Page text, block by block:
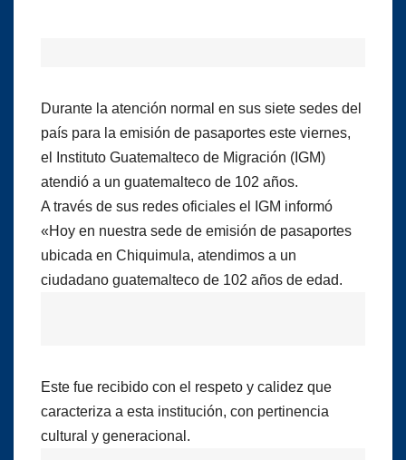
Durante la atención normal en sus siete sedes del
país para la emisión de pasaportes este viernes,
el Instituto Guatemalteco de Migración (IGM)
atendió a un guatemalteco de 102 años.
A través de sus redes oficiales el IGM informó
«Hoy en nuestra sede de emisión de pasaportes
ubicada en Chiquimula, atendimos a un
ciudadano guatemalteco de 102 años de edad.
Este fue recibido con el respeto y calidez que
caracteriza a esta institución, con pertinencia
cultural y generacional.